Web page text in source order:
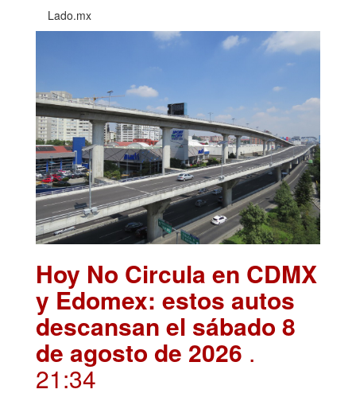
Lado.mx
Hoy No Circula en CDMX
y Edomex: estos autos
descansan el sábado 8
de agosto de 2026 .
21:34